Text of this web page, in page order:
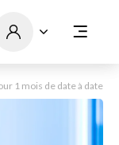
1 mois de date à date